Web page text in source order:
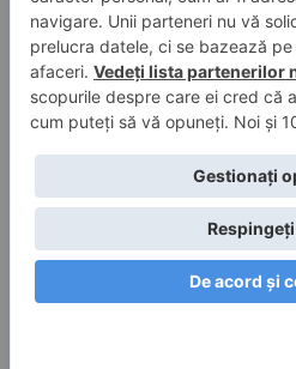
23 iul. 2026, 11:15înAdministrativ,
Pitești: Au fost
containere îngropate